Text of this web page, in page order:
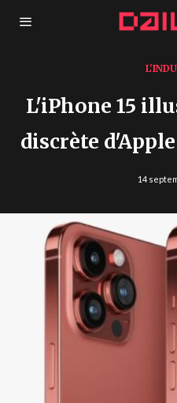
L'iPhone 15
discrète
14